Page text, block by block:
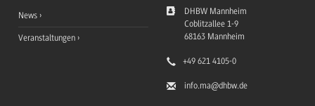
News
Veranstaltungen
DHBW Mannheim
Coblitzallee 1-9
68163 Mannheim
+49 621 4105-0
info.ma@dhbw.de